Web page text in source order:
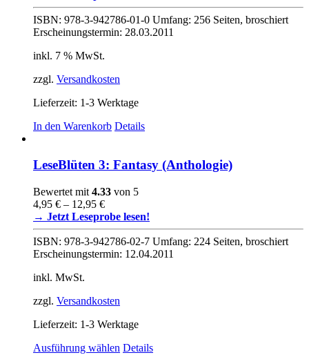
ISBN: 978-3-942786-01-0 Umfang: 256 Seiten, broschiert
Erscheinungstermin: 28.03.2011
inkl. 7 % MwSt.
zzgl. Versandkosten
Lieferzeit: 1-3 Werktage
In den Warenkorb Details
LeseBlüten 3: Fantasy (Anthologie)
Bewertet mit 4.33 von 5
4,95 € – 12,95 €
→ Jetzt Leseprobe lesen!
ISBN: 978-3-942786-02-7 Umfang: 224 Seiten, broschiert
Erscheinungstermin: 12.04.2011
inkl. MwSt.
zzgl. Versandkosten
Lieferzeit: 1-3 Werktage
Ausführung wählen Dieses
Details